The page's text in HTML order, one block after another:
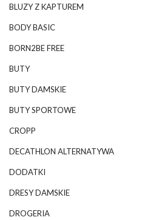
BLUZY Z KAPTUREM
BODY BASIC
BORN2BE FREE
BUTY
BUTY DAMSKIE
BUTY SPORTOWE
CROPP
DECATHLON ALTERNATYWA
DODATKI
DRESY DAMSKIE
DROGERIA